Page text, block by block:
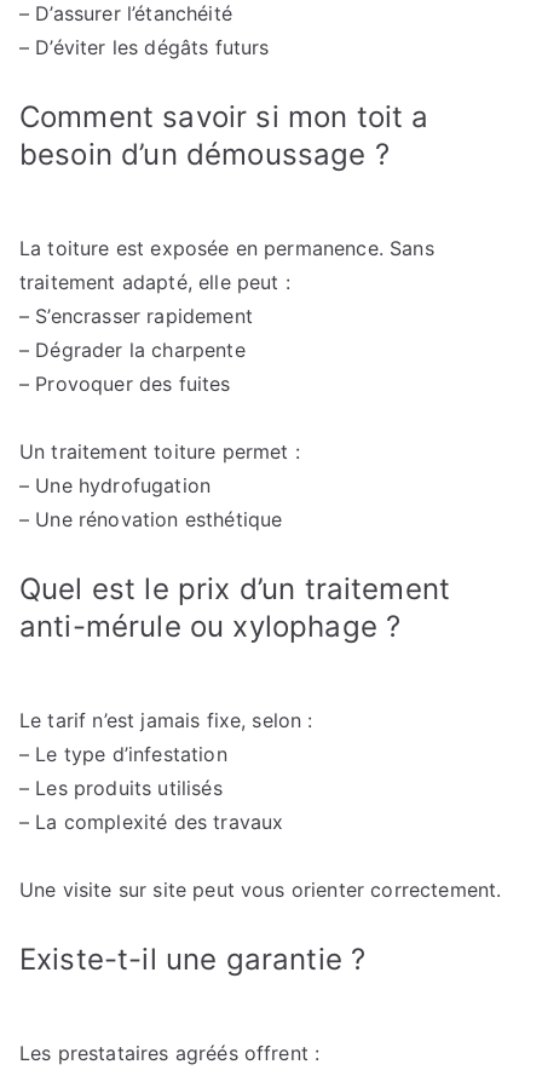
– D’assurer l’étanchéité
– D’éviter les dégâts futurs
Comment savoir si mon toit a
besoin d’un démoussage ?
La toiture est exposée en permanence. Sans
traitement adapté, elle peut :
– S’encrasser rapidement
– Dégrader la charpente
– Provoquer des fuites
Un traitement toiture permet :
– Une hydrofugation
– Une rénovation esthétique
Quel est le prix d’un traitement
anti-mérule ou xylophage ?
Le tarif n’est jamais fixe, selon :
– Le type d’infestation
– Les produits utilisés
– La complexité des travaux
Une visite sur site peut vous orienter correctement.
Existe-t-il une garantie ?
Les prestataires agréés offrent :